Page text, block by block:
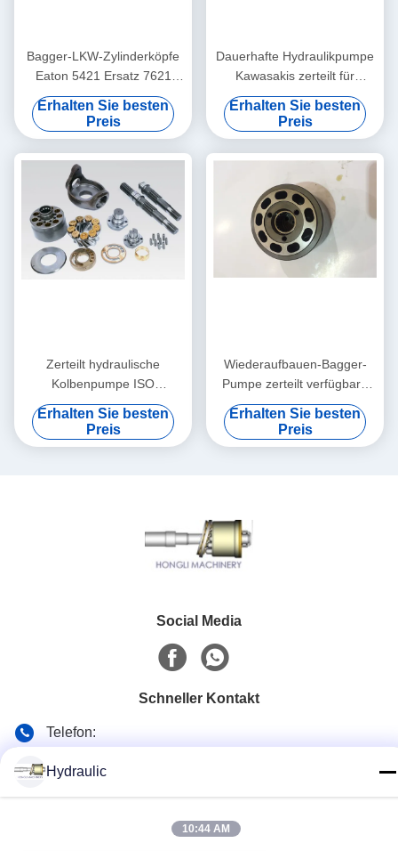
Bagger-LKW-Zylinderköpfe
Eaton 5421 Ersatz 7621
78462 4621
Erhalten Sie besten
Preis
Dauerhafte Hydraulikpumpe
Kawasakis zerteilt für
Hauptpumpe ISO9001 des
Bagger-8T
Erhalten Sie besten
Preis
Zerteilt hydraulische
Kolbenpumpe ISO
unterschiedliche Größe
PV21 PV27 PV18 PV90R130
Erhalten Sie besten
Preis
Wiederaufbauen-Bagger-
Pumpe zerteilt verfügbare
Hochleistung JRR045
JRR075 JRR051B
Erhalten Sie besten
Preis
Social Media
Schneller Kontakt
Telefon:
E-Mail
admin@hlhydraulics.com
Hydraulic
10:44 AM